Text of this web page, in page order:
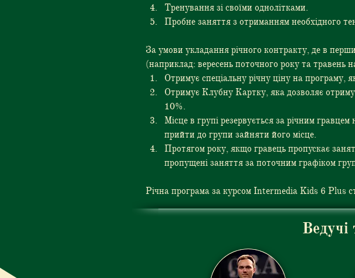
Тренування зі своїми однолітками.
Пробне заняття з отриманням необхідного
За умови укладання річного контракту, де в
(наприклад: вересень поточного року та травень
Отримує спеціальну річну ціну на програму,
Отримує Клубну Картку, яка дозволяє
10%.
Місце в групі резервується за річним
прийти до групи зайняти його місце.
Протягом року, якщо гравець пропускає
пропущені заняття за поточним графіком
Річна програма за курсом Intermedia Kids 6 Plus
Ведучі